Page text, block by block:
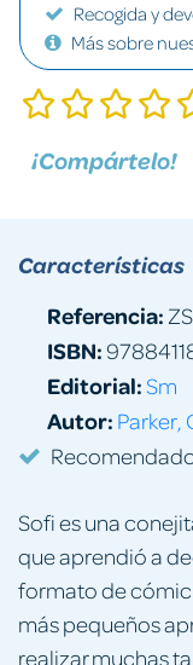
Recogida y
Más sobre
¡Compártelo!
Sofi es una
que aprendió a
formato de cómic
más pequeños
realizar muchas
Características
Referencia:
ISBN:
Editorial:Sm
Autor: Parker,